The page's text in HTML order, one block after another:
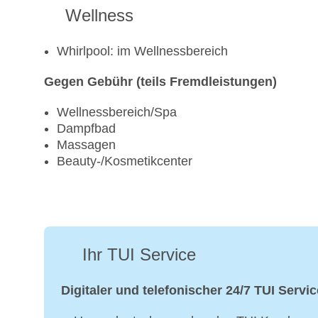
Wellness
Whirlpool: im Wellnessbereich
Gegen Gebühr (teils Fremdleistungen)
Wellnessbereich/Spa
Dampfbad
Massagen
Beauty-/Kosmetikcenter
Ihr TUI Service
Digitaler und telefonischer 24/7 TUI